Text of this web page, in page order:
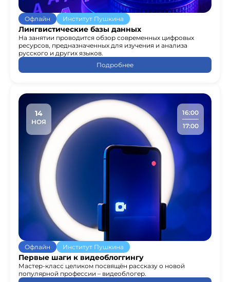
Офлайн Институт Пушкина
Лингвистические базы данных
На занятии проводится обзор современных цифровых
ресурсов, предназначенных для изучения и анализа
русского и других языков.
Подробнее
14
НОЯ
16:00
17:00
Офлайн Институт Пушкина
Первые шаги к видеоблоггингу
Мастер-класс целиком посвящён рассказу о новой
популярной профессии – видеоблогер.